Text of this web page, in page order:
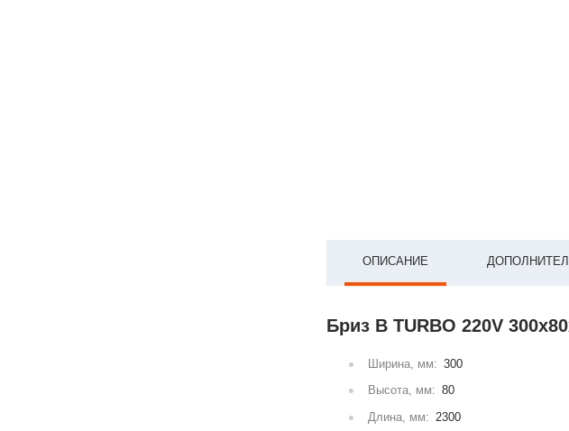
ОПИСАНИЕ
Бриз В TURBO 220V
Ширина, мм: 300
Высота, мм: 80
Длина, мм: 2300